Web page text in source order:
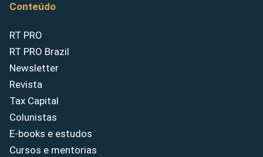
Conteúdo
RT PRO
RT PRO Brazil
Newsletter
Revista
Tax Capital
Colunistas
E-books e estudos
Cursos e mentorias